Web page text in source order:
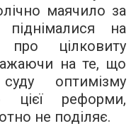
маячило за
на
цілковиту
на те, що
оптимізму
цієї реформи,
не поділяє.